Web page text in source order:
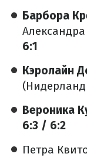
Барбора
6:1
Кэролайн
Вероника
6:3 / 6:2
Петра